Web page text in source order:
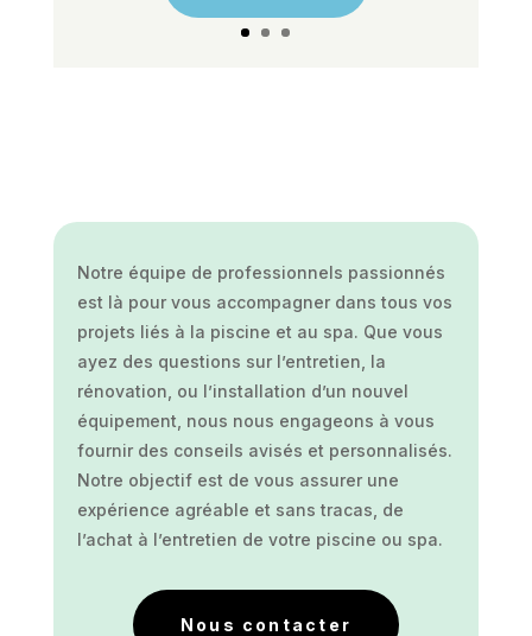
Notre équipe de professionnels passionnés
est là pour vous accompagner dans tous vos
projets liés à la piscine et au spa. Que vous
ayez des questions sur l’entretien, la
rénovation, ou l’installation d’un nouvel
équipement, nous nous engageons à vous
fournir des conseils avisés et personnalisés.
Notre objectif est de vous assurer une
expérience agréable et sans tracas, de
l’achat à l’entretien de votre piscine ou spa.
Nous contacter